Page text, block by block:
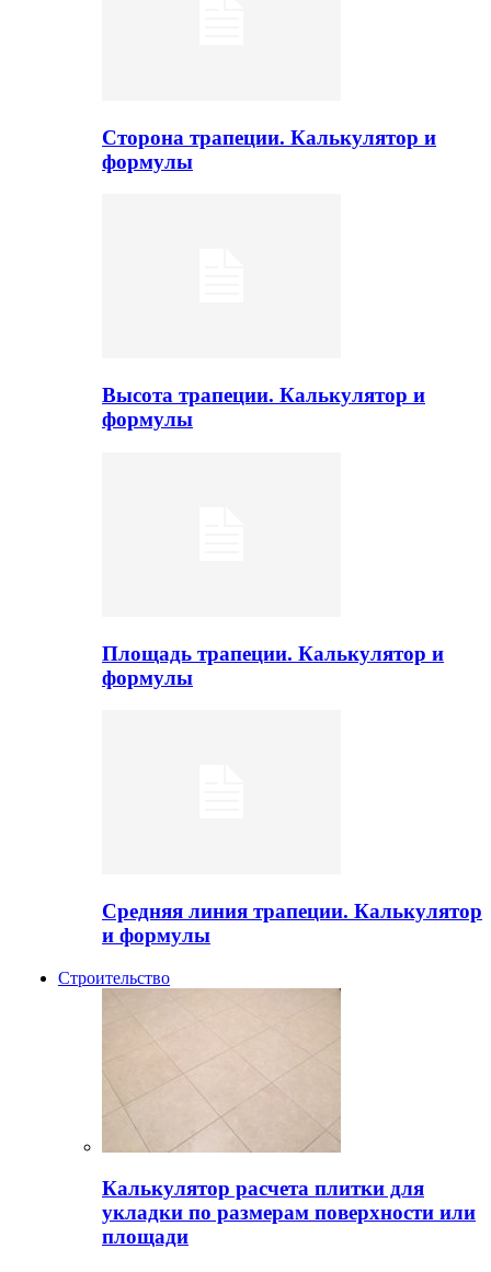
Сторона трапеции. Калькулятор и
формулы
Высота трапеции. Калькулятор и
формулы
Площадь трапеции. Калькулятор и
формулы
Средняя линия трапеции. Калькулятор
и формулы
Строительство
Калькулятор расчета плитки для
укладки по размерам поверхности или
площади